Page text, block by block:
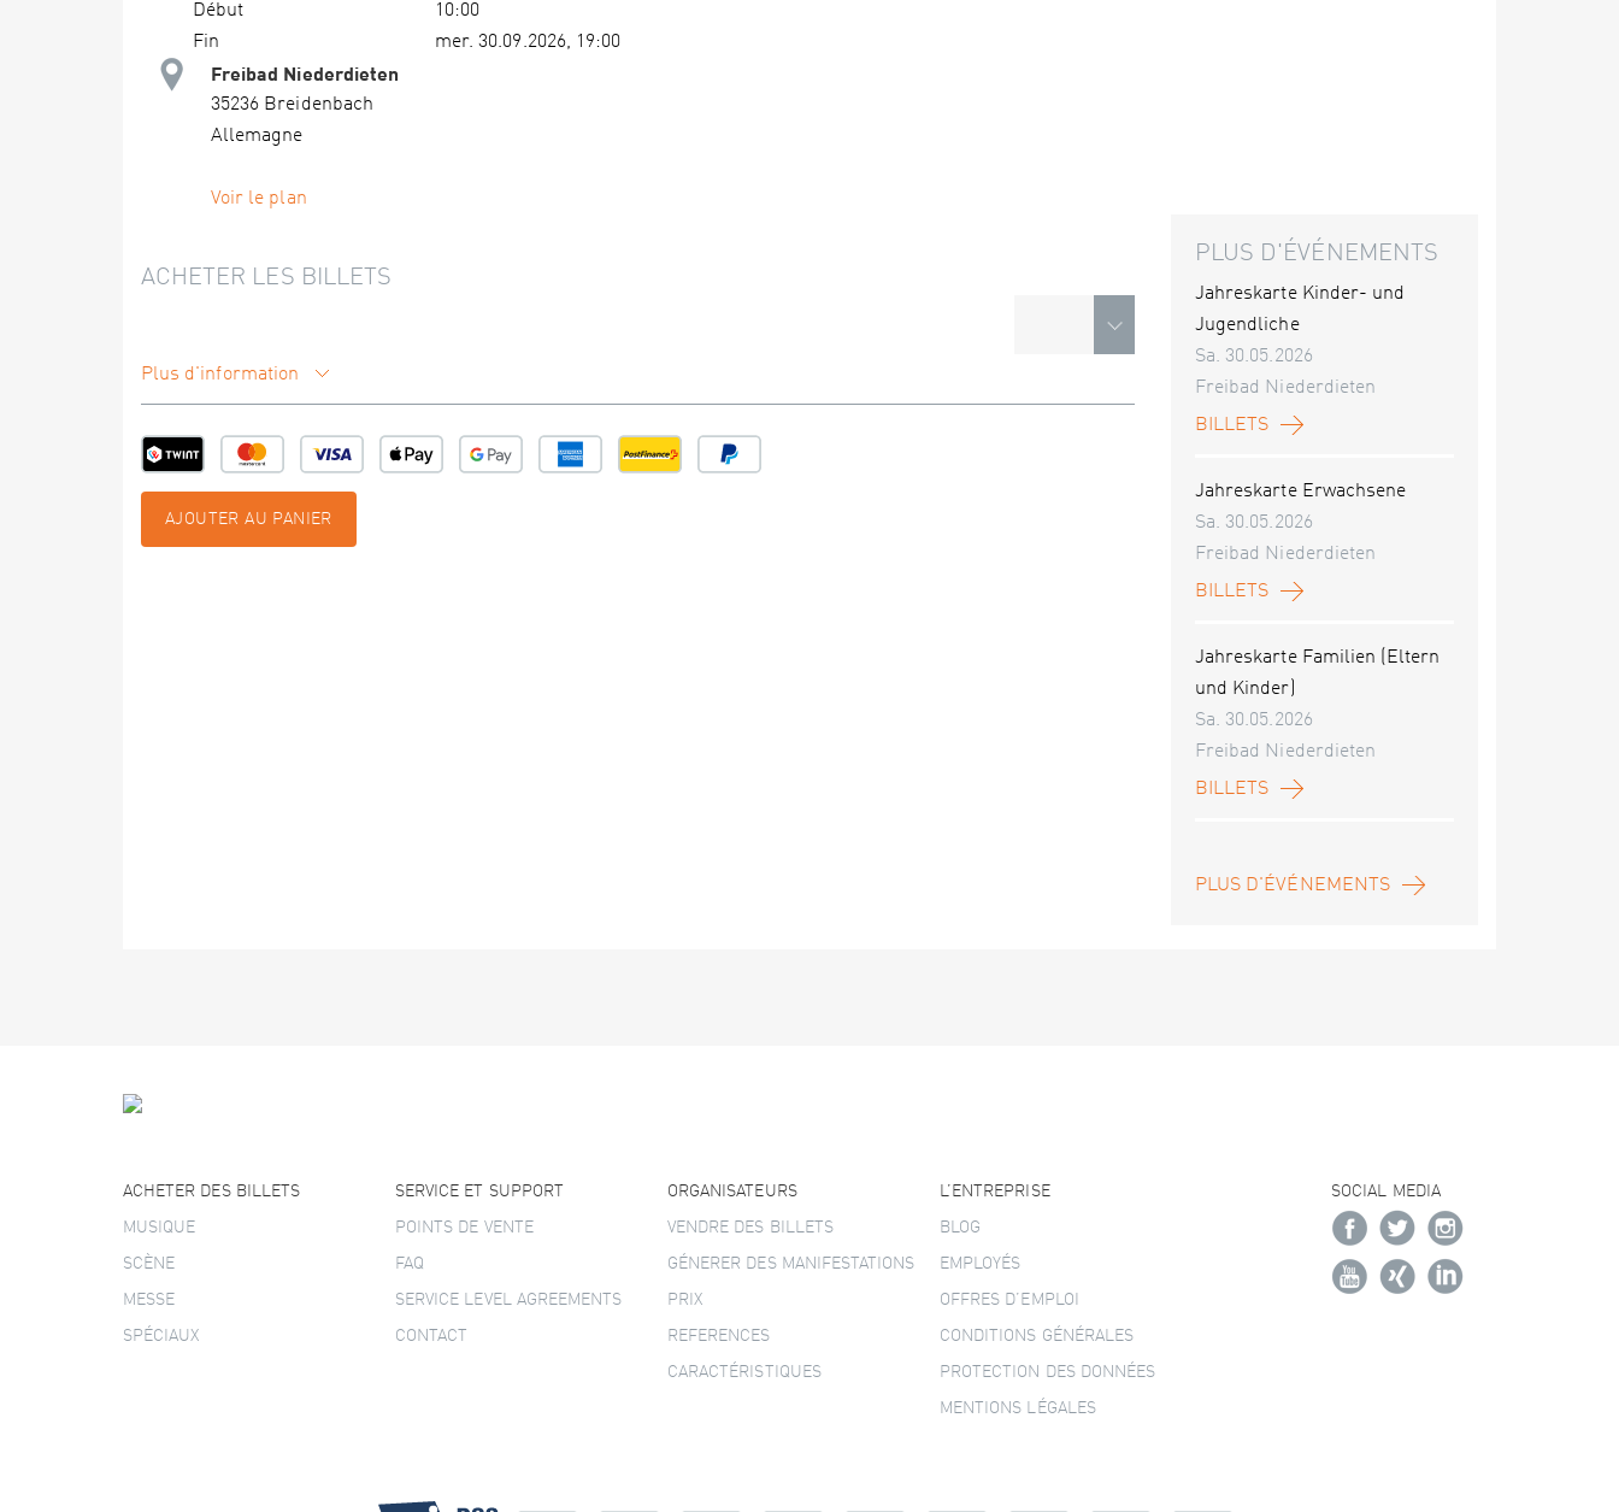
Début
10:00
Fin
mer. 30.09.2026, 19:00
Freibad Niederdieten
35236 Breidenbach
Allemagne
Voir le plan
ACHETER LES BILLETS
Plus d'information
AJOUTER AU PANIER
PLUS D'ÉVÉNEMENTS
Jahreskarte Kinder- und
Jugendliche
Sa. 30.05.2026
Freibad Niederdieten
BILLETS
Jahreskarte Erwachsene
Sa. 30.05.2026
Freibad Niederdieten
BILLETS
Jahreskarte Familien (Eltern
und Kinder)
Sa. 30.05.2026
Freibad Niederdieten
BILLETS
PLUS D'ÉVÉNEMENTS
ACHETER DES BILLETS
MUSIQUE
SCÈNE
MESSE
SPÉCIAUX
SERVICE ET SUPPORT
POINTS DE VENTE
FAQ
SERVICE LEVEL AGREEMENTS
CONTACT
ORGANISATEURS
VENDRE DES BILLETS
GÉNERER DES MANIFESTATIONS
PRIX
REFERENCES
CARACTÉRISTIQUES
L’ENTREPRISE
BLOG
EMPLOYÉS
OFFRES D’EMPLOI
CONDITIONS GÉNÉRALES
PROTECTION DES DONNÉES
MENTIONS LÉGALES
SOCIAL MEDIA